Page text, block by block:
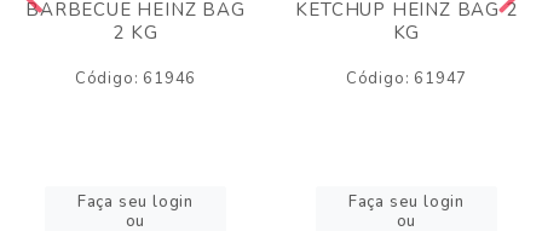
BARBECUE HEINZ BAG
2 KG
Código: 61946
Faça seu login
ou
KETCHUP HEINZ BAG 2
KG
Código: 61947
Faça seu login
ou